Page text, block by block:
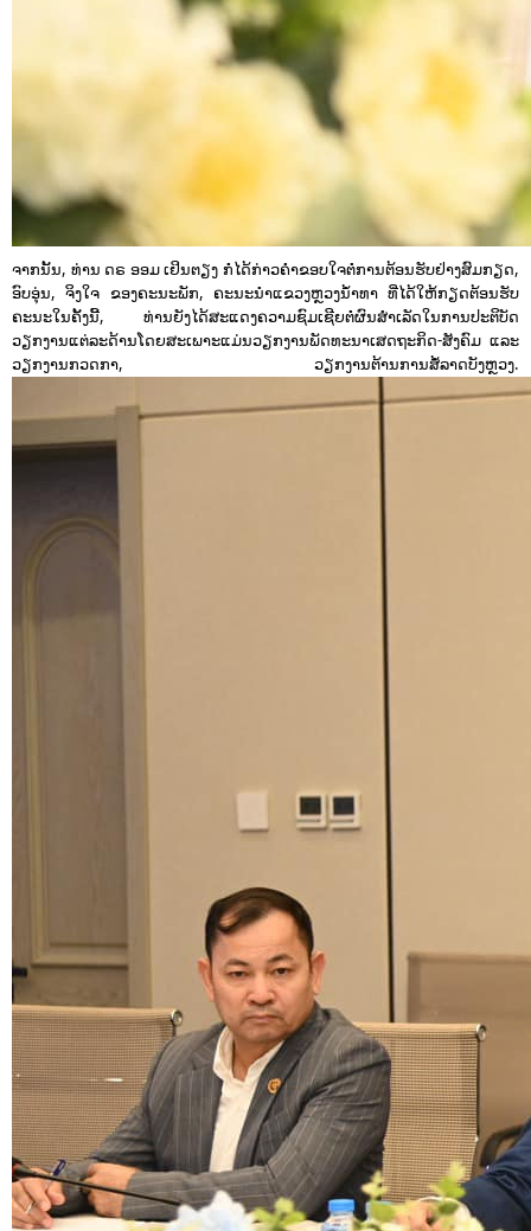
ຈາກນັ້ນ, ທ່ານ ດຣ ອອມ ເຢິນຕຽງ ກໍ່ໄດ້ກ່າວຄຳຂອບໃຈຕໍ່ການຕ້ອນຮັບຢ່າງສົມກຽດ,
ອົບອຸ່ນ, ຈິງໃຈ ຂອງຄະນະພັກ,​ ຄະນະນໍາແຂວງຫຼວງນໍ້າທາ ທີ່ໄດ້ໃຫ້ກຽດຕ້ອນຮັບ
ຄະນະໃນຄັ້ງນີ້, ທ່ານຍັງໄດ້ສະແດງຄວາມຊົມເຊີຍຕໍ່ຜົນສຳເລັດໃນການປະຕິບັດ
ວຽກງານແຕ່ລະດ້ານໂດຍສະເພາະແມ່ນວຽກງານພັດທະນາເສດຖະກິດ-ສັງຄົມ ແລະ
ວຽກງານກວດກາ,​ ວຽກງານຕ້ານການສໍ້ລາດບັງຫຼວງ.